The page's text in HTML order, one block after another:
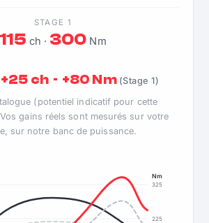
STAGE 1
115 ch · 300 Nm
ch · +80 Nm (Stage 1)
(potentiel indicatif pour cette
gains réels sont mesurés sur votre
sur notre banc de puissance.
225
325
Nm